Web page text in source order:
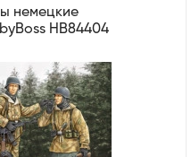
немецкие
HB84404